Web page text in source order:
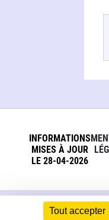
Tout accepter
INFORMATIONS
MISES À JOUR
LE 28-04-2026